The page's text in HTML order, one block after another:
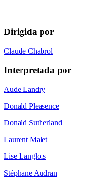
Dirigida por
Claude Chabrol
Interpretada por
Aude Landry
Donald Pleasence
Donald Sutherland
Laurent Malet
Lise Langlois
Stéphane Audran